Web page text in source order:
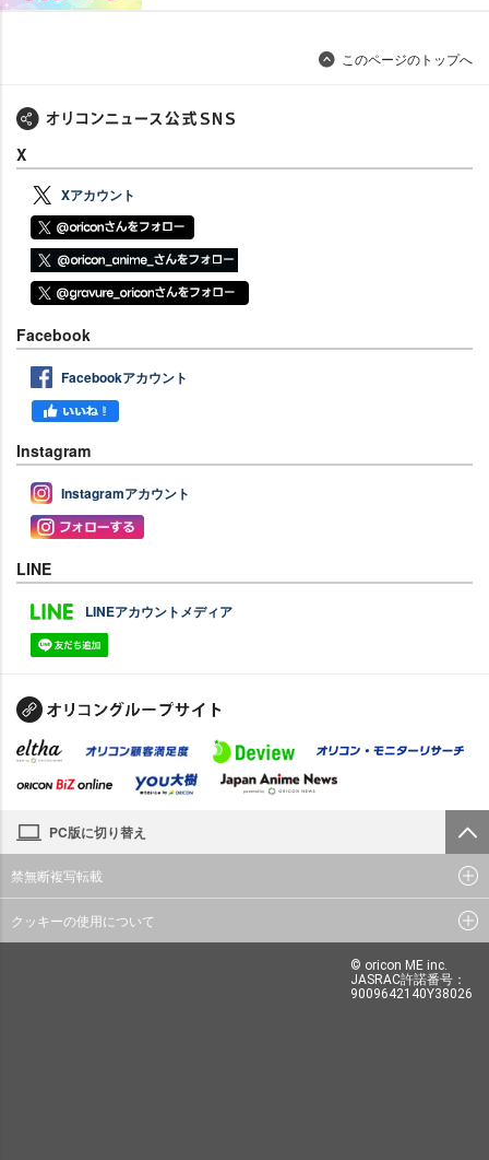
このページのトップへ
X
Xアカウント
Facebook
Facebookアカウント
Instagram
Instagramアカウント
LINE
LINEアカウントメディア
PC版に切り替え
禁無断複写転載
クッキーの使用について
© oricon ME inc.
JASRAC許諾番号：
9009642140Y38026